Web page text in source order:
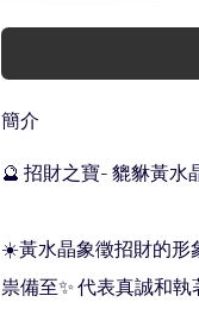
簡介
🔮 招財之寶- 貔貅黃
☀️黃水晶象徵招財的形
祟備至✨ 代表真誠和